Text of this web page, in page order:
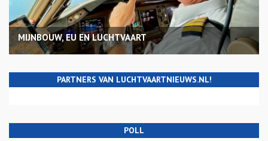
MIJNBOUW, EU EN LUCHTVAART
PARTNERS VAN LUCHTVAARTNIEUWS.NL!
POLL